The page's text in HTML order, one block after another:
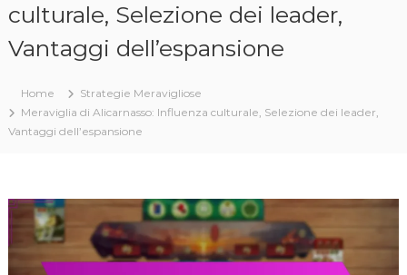
culturale, Selezione dei leader,
Vantaggi dell’espansione
Home
Strategie Meravigliose
Meraviglia di Alicarnasso: Influenza culturale, Selezione dei leader,
Vantaggi dell’espansione